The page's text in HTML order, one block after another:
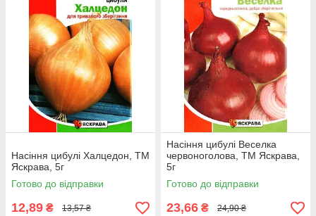
Насіння цибулі Халцедон, ТМ
Яскрава, 5г
Готово до відправки
12,89 ₴ 13,57 ₴
Насіння цибулі Веселка
червоноголова, ТМ Яскрава,
5г
Готово до відправки
23,66 ₴ 24,90 ₴